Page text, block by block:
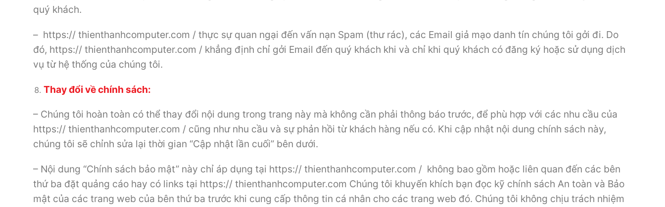
quý khách.
– https:// thienthanhcomputer.com / thực sự quan ngại đến vấn nạn Spam (thư rác), các Email giả mạo danh tín chúng tôi gởi đi. Do
đó, https:// thienthanhcomputer.com / khẳng định chỉ gởi Email đến quý khách khi và chỉ khi quý khách có đăng ký hoặc sử dụng dịch
vụ từ hệ thống của chúng tôi.
Thay đổi về chính sách:
– Chúng tôi hoàn toàn có thể thay đổi nội dung trong trang này mà không cần phải thông báo trước, để phù hợp với các nhu cầu của
https:// thienthanhcomputer.com / cũng như nhu cầu và sự phản hồi từ khách hàng nếu có. Khi cập nhật nội dung chính sách này,
chúng tôi sẽ chỉnh sửa lại thời gian “Cập nhật lần cuối” bên dưới.
– Nội dung “Chính sách bảo mật” này chỉ áp dụng tại https:// thienthanhcomputer.com / không bao gồm hoặc liên quan đến các bên
thứ ba đặt quảng cáo hay có links tại https:// thienthanhcomputer.com Chúng tôi khuyến khích bạn đọc kỹ chính sách An toàn và Bảo
mật của các trang web của bên thứ ba trước khi cung cấp thông tin cá nhân cho các trang web đó. Chúng tôi không chịu trách nhiệm